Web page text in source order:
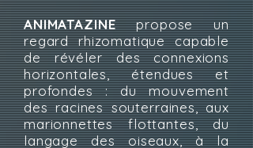
ANIMATAZINEpropose un
regard rhizomatique capable
de révéler des connexions
horizontales, étendues et
profondes : du mouvement
des racines souterraines, aux
marionnettes flottantes, du
langage des oiseaux, à la